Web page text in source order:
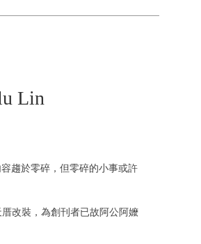
Lin
趨於零碎，但零碎的小事或許
改裝，為創刊者已故阿公阿嬤